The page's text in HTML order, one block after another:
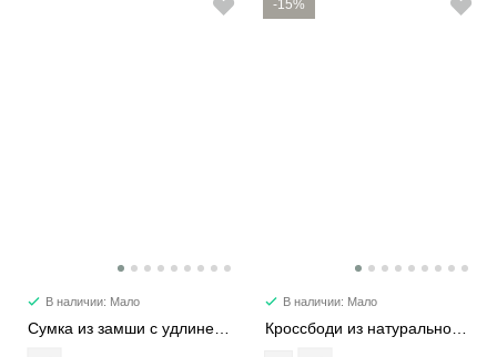
В наличии: Мало
Сумка из замши с удлиненными ручками 8369
-15%
В наличии: Мало
Кроссбоди из натуральной замши 3596